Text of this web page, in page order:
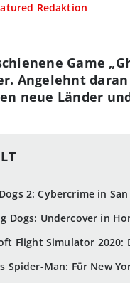
Redaktion
2: Cybercrime in
Dogs: Undercover in
Flight Simulator 2020:
Spider-Man: Für New
Game
Angelehnt
neue Länder